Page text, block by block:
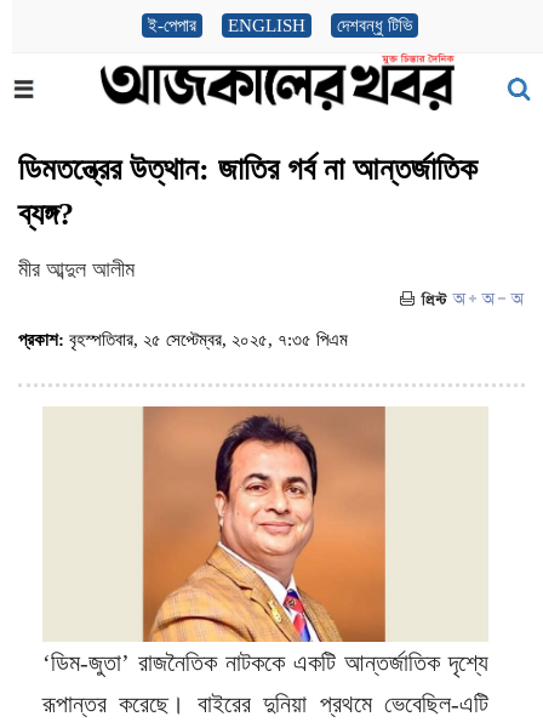
ই-পেপার ENGLISH দেশবন্ধু টিভি
ডিমতন্ত্রের উত্থান: জাতির গর্ব না আন্তর্জাতিক
ব্যঙ্গ?
মীর আব্দুল আলীম
প্রকাশ: বৃহস্পতিবার, ২৫ সেপ্টেম্বর, ২০২৫, ৭:৩৫ পিএম
‘ডিম-জুতা’ রাজনৈতিক নাটককে একটি আন্তর্জাতিক দৃশ্যে
রূপান্তর করেছে। বাইরের দুনিয়া প্রথমে ভেবেছিল-এটি